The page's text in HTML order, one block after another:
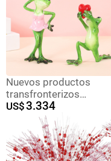
Nuevos productos
transfronterizos
Decoraciones de Resina
Decoración de Rana
Creativa Regalo de San
Valentín
US$3.334